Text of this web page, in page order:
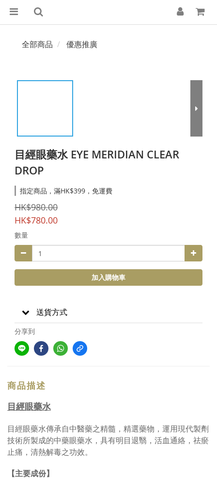
全部商品 優惠推廣
目經眼藥水 EYE MERIDIAN CLEAR
DROP
指定商品，滿HK$399，免運費
HK$980.00
HK$780.00
數量
加入購物車
送貨方式
分享到
商品描述
目經眼藥水
目經眼藥水傳承自中醫藥之精髓，精選藥物，運用現代製劑
技術所製成的中藥眼藥水，具有明目退翳，活血通絡，祛瘀
止痛，清熱解毒之功效。
【主要成份】